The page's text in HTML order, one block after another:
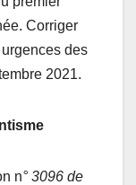
Corriger
des
2021.
n° 3096 de